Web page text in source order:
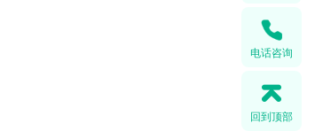
电话咨询
回到顶部